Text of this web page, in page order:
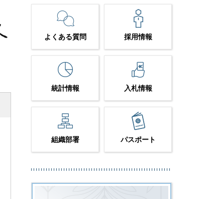
よくある質問 採用情報
統計情報 入札情報
組織部署 パスポート